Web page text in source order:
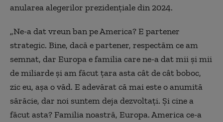
anularea alegerilor prezidențiale din 2024.
„Ne-a dat vreun ban pe America? E partener
strategic. Bine, dacă e partener, respectăm ce am
semnat, dar Europa e familia care ne-a dat mii și mii
de miliarde și am făcut țara asta cât de cât boboc,
zic eu, așa o văd. E adevărat că mai este o anumită
sărăcie, dar noi suntem deja dezvoltați. Și cine a
făcut asta? Familia noastră, Europa. America ce-a